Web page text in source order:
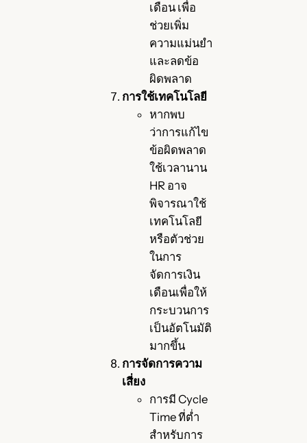
เดือน เพื่อ
ช่วยเพิ่ม
ความแม่นยำ
และลดข้อ
ผิดพลาด
การใช้เทคโนโลยี
หากพบ
ว่าการแก้ไข
ข้อผิดพลาด
ใช้เวลานาน
HR อาจ
พิจารณาใช้
เทคโนโลยี
หรือตัวช่วย
ในการ
จัดการเงิน
เดือนเพื่อให้
กระบวนการ
เป็นอัตโนมัติ
มากขึ้น
การจัดการความ
เสี่ยง
การมี Cycle
Time ที่ต่ำ
สำหรับการ